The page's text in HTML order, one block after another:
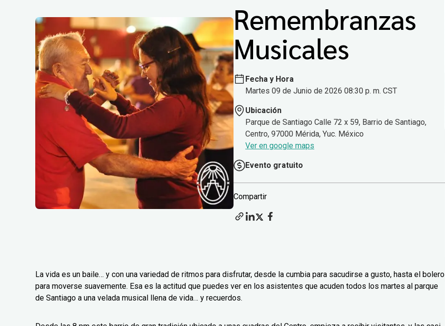
Remembranzas
Musicales
Fecha y Hora
Martes 09 de Junio de 2026 08:30 p. m. CST
Ubicación
Parque de Santiago Calle 72 x 59, Barrio de Santiago,
Centro, 97000 Mérida, Yuc. México
Ver en google maps
Evento gratuito
Compartir
La vida es un baile… y con una variedad de ritmos para disfrutar, desde la cumbia para sacudirse a gusto, hasta el bolero
para moverse suavemente. Esa es la actitud que puedes ver en los asistentes que acuden todos los martes al parque
de Santiago a una velada musical llena de vida… y recuerdos.